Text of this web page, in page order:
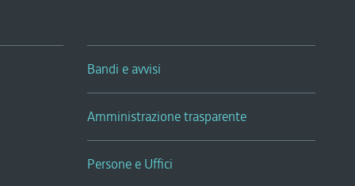
Bandi e avvisi
Amministrazione trasparente
Persone e Uffici